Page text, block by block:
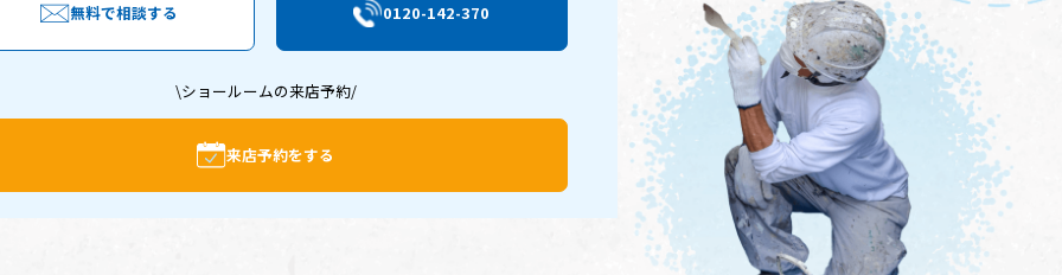
無料で相談する 0120-142-370
\ショールームの来店予約/
来店予約をする